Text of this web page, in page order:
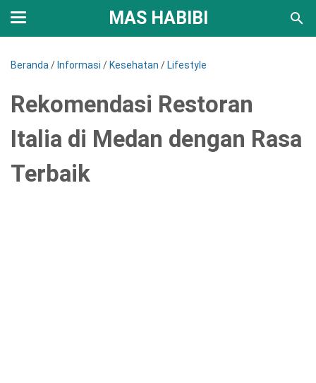
MAS HABIBI
Beranda / Informasi / Kesehatan / Lifestyle
Rekomendasi Restoran
Italia di Medan dengan Rasa
Terbaik